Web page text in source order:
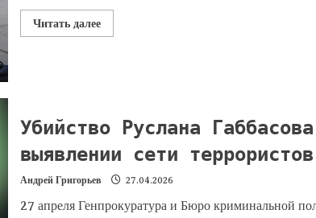
Читать далее
Убийство Руслана
выявлении сети
Андрей Григорьев 27.04.2026
27 апреля Генпрокуратура и Бюро криминальной